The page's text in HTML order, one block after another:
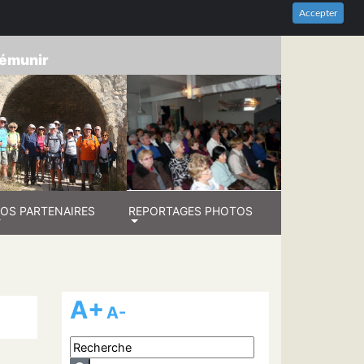
Accepter
PARTENAIRES REPORTAGES PHOTOS
A+ A-